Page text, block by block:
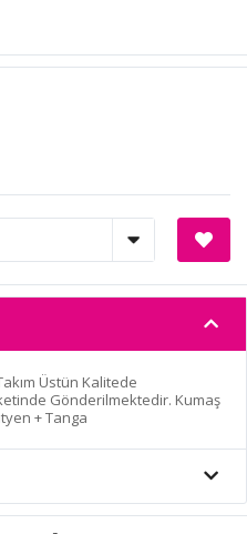
Üstün Kalitede
Gönderilmektedir. Kumaş
+ Tanga